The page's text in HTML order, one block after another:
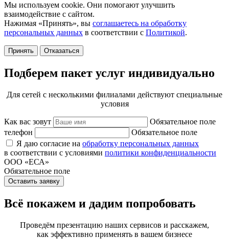
Мы используем cookie. Они помогают улучшить
взаимодействие с сайтом.
Нажимая «Принять», вы соглашаетесь на обработку
персональных данных в соответствии с Политикой.
Принять Отказаться
Подберем пакет услуг индивидуально
Для сетей с несколькими филиалами действуют специальные
условия
Как вас зовут
Обязательное поле
телефон
Обязательное поле
Я даю согласие на обработку персональных данных
в соответствии с условиями политики конфиденциальности
ООО «ЕСА»
Обязательное поле
Оставить заявку
Всё покажем и дадим попробовать
Проведём презентацию наших сервисов и расскажем,
как эффективно применять в вашем бизнесе